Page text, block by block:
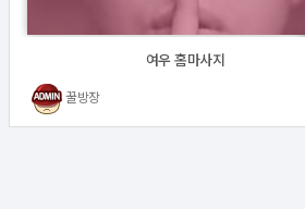
여우 홈마사지
꿀방장